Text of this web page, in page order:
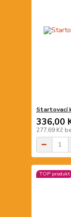
Startovací
336,00
277,69 Kč
TOP produkt